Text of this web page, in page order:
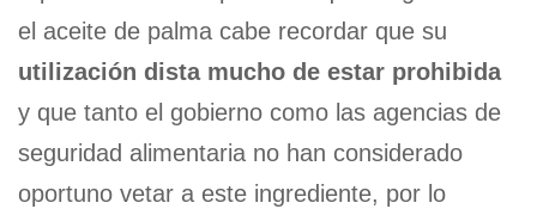
el aceite de palma cabe recordar que su
utilización dista mucho de estar prohibida
y que tanto el gobierno como las agencias de
seguridad alimentaria no han considerado
oportuno vetar a este ingrediente, por lo